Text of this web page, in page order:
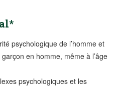
psychologique de l’homme et
en homme, même à l’âge
psychologiques et les